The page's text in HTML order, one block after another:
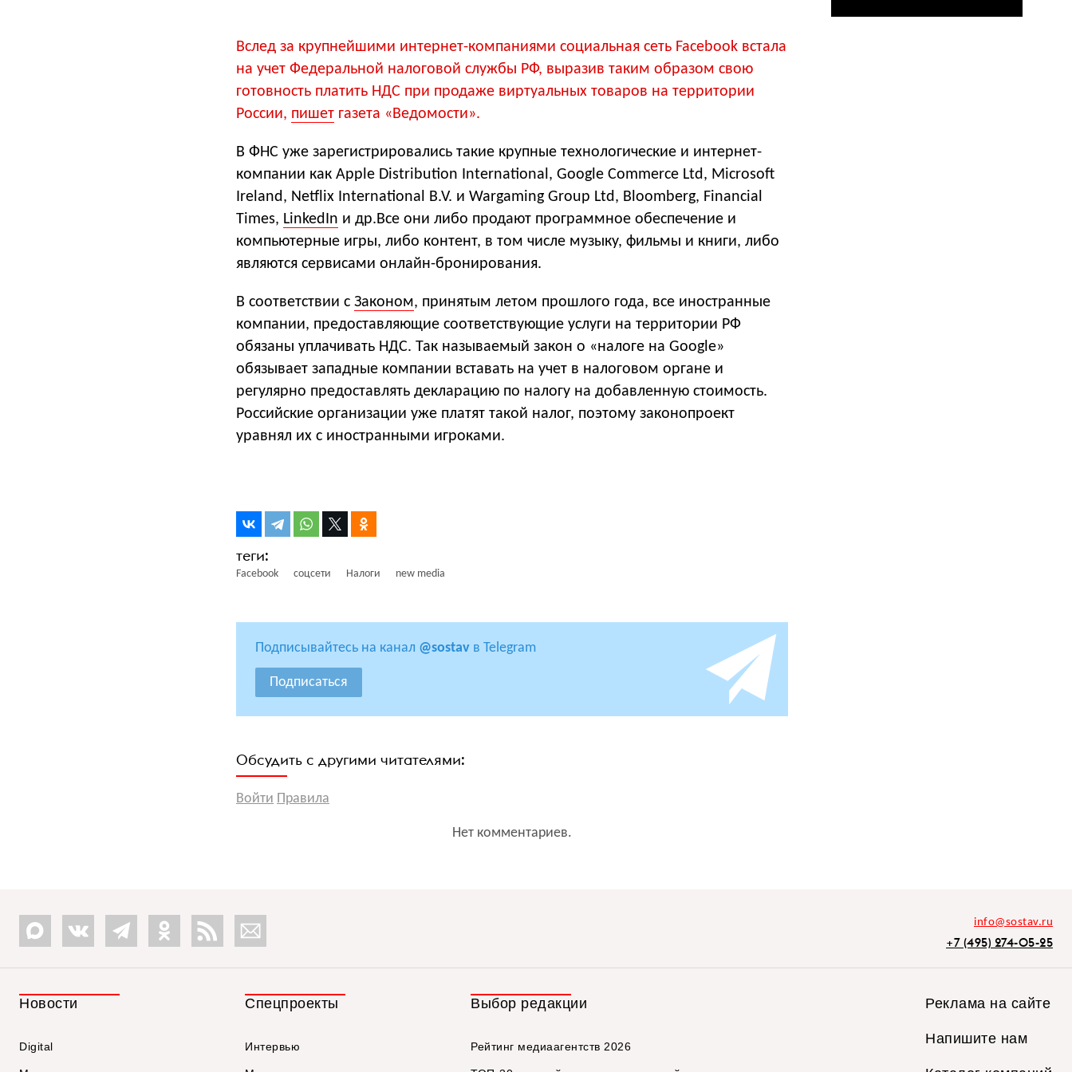
Вслед за крупнейшими интернет-компаниями социальная сеть Facebook встала
на учет Федеральной налоговой службы РФ, выразив таким образом свою
готовность платить НДС при продаже виртуальных товаров на территории
России, пишет газета «Ведомости».
В ФНС уже зарегистрировались такие крупные технологические и интернет-
компании как Apple Distribution International, Google Commerce Ltd, Microsoft
Ireland, Netflix International B.V. и Wargaming Group Ltd, Bloomberg, Financial
Times, LinkedIn и др.Все они либо продают программное обеспечение и
компьютерные игры, либо контент, в том числе музыку, фильмы и книги, либо
являются сервисами онлайн-бронирования.
В соответствии с Законом, принятым летом прошлого года, все иностранные
компании, предоставляющие соответствующие услуги на территории РФ
обязаны уплачивать НДС. Так называемый закон о «налоге на Google»
обязывает западные компании вставать на учет в налоговом органе и
регулярно предоставлять декларацию по налогу на добавленную стоимость.
Российские организации уже платят такой налог, поэтому законопроект
уравнял их с иностранными игроками.
Facebook соцсети Налоги new media
Подписывайтесь на канал @sostav в Telegram
Подписаться
Обсудить с другими читателями:
Войти Правила
Нет комментариев.
info@sostav.ru
+7 (495) 274-05-25
Новости
Digital
Спецпроекты
Интервью
Выбор редакции
Рейтинг медиаагентств 2026
Реклама на сайте
Напишите нам